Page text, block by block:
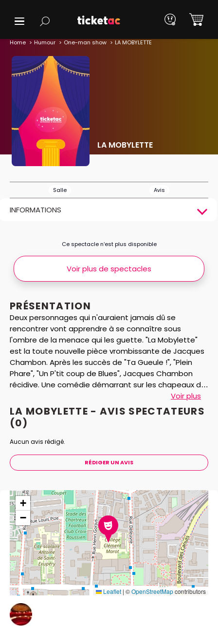
Home Humour One-man show LA MOBYLETTE
LA MOBYLETTE
Salle Avis
INFORMATIONS
PRÉSENTATION
Deux personnages qui n'auraient jamais dû se
rencontrer vont apprendre à se connaître sous
l'ombre de la menace qui les guette. "La Mobylette"
est la toute nouvelle pièce vrombissante de Jacques
Chambon. Après les succès de "Ta Gueule !", "Plein
Phare", "Un P'tit coup de Blues", Jacques Chambon
récidive. Une comédie démarrant sur les chapeaux de
roues à l'occasion de laquelle il retrouve, pour le plaisir
des planches Brigitte Jouffre. Ce duo détonnant vous
offre une comédie fraîche, drôle... que dis-je : hilarante
!
Voir plus
Ce spectacle n’est plus disponible
Voir plus de spectacles
LA MOBYLETTE - AVIS SPECTATEURS
(0)
Aucun avis rédigé.
RÉDIGER UN AVIS
+
−
Leaflet | ©OpenStreetMapcontributors